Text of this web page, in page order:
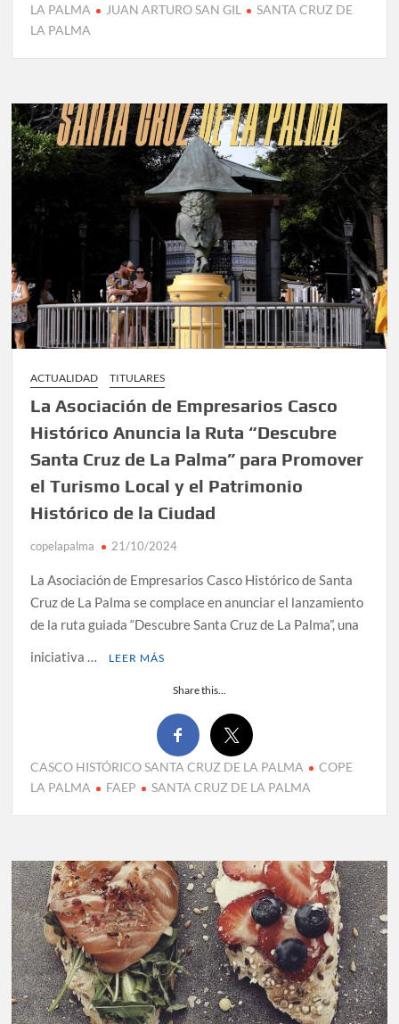
LA PALMA
JUAN ARTURO SAN GIL
SANTA CRUZ DE
LA PALMA
ACTUALIDAD TITULARES
La Asociación de Empresarios Casco
Histórico Anuncia la Ruta “Descubre
Santa Cruz de La Palma” para Promover
el Turismo Local y el Patrimonio
Histórico de la Ciudad
copelapalma 21/10/2024
La Asociación de Empresarios Casco Histórico de Santa
Cruz de La Palma se complace en anunciar el lanzamiento
de la ruta guiada “Descubre Santa Cruz de La Palma”, una
iniciativa …
LEER MÁS
Share this...
CASCO HISTÓRICO SANTA CRUZ DE LA PALMA
COPE
LA PALMA
FAEP SANTA CRUZ DE LA PALMA